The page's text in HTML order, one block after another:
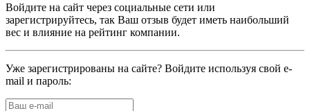
Войдите на сайт через социальные сети или
зарегистрируйтесь, так Ваш отзыв будет иметь наибольший
вес и влияние на рейтинг компании.
Уже зарегистрированы на сайте? Войдите используя свой e-
mail и пароль: